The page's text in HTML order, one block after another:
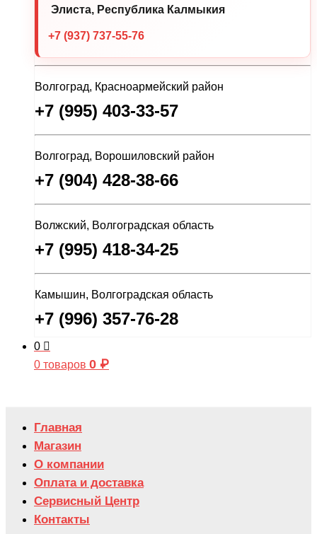
Элиста, Республика Калмыкия
+7 (937) 737-55-76
Волгоград, Красноармейский район
+7 (995) 403-33-57
Волгоград, Ворошиловский район
+7 (904) 428-38-66
Волжский, Волгоградская область
+7 (995) 418-34-25
Камышин, Волгоградская область
+7 (996) 357-76-28
0
0 товаров 0 ₽
Главная
Магазин
О компании
Оплата и доставка
Сервисный Центр
Контакты